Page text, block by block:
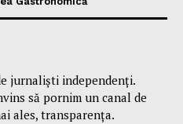
jurnaliști independenți.
să pornim un canal de
ales, transparența.